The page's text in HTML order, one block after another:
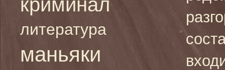
криминал
литература
маньяки